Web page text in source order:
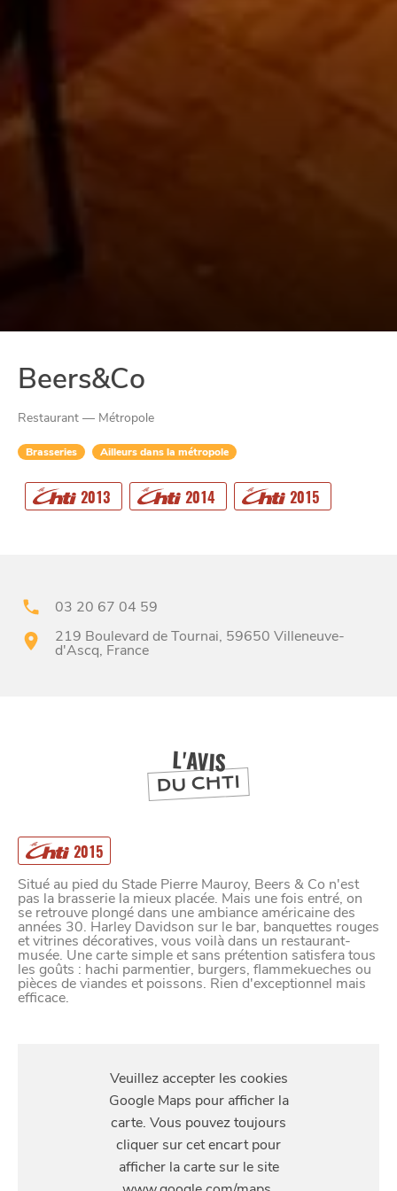
Beers&Co
Restaurant — Métropole
Brasseries Ailleurs dans la métropole
2013 2014 2015
L'AVIS
DU CHTI
2015
Situé au pied du Stade Pierre Mauroy, Beers & Co n'est
pas la brasserie la mieux placée. Mais une fois entré, on
se retrouve plongé dans une ambiance américaine des
années 30. Harley Davidson sur le bar, banquettes rouges
et vitrines décoratives, vous voilà dans un restaurant-
musée. Une carte simple et sans prétention satisfera tous
les goûts : hachi parmentier, burgers, flammekueches ou
pièces de viandes et poissons. Rien d'exceptionnel mais
efficace.
RENDRE
219 Boulevard de Tournai, 59650 Villeneuve-d'Ascq,
03 20 67 04 59
219 Boulevard de Tournai, 59650 Villeneuve-
d'Ascq, France
CHTITE
CANAILLE
LILLE
ET SA RÉGION
DEPUIS 1973